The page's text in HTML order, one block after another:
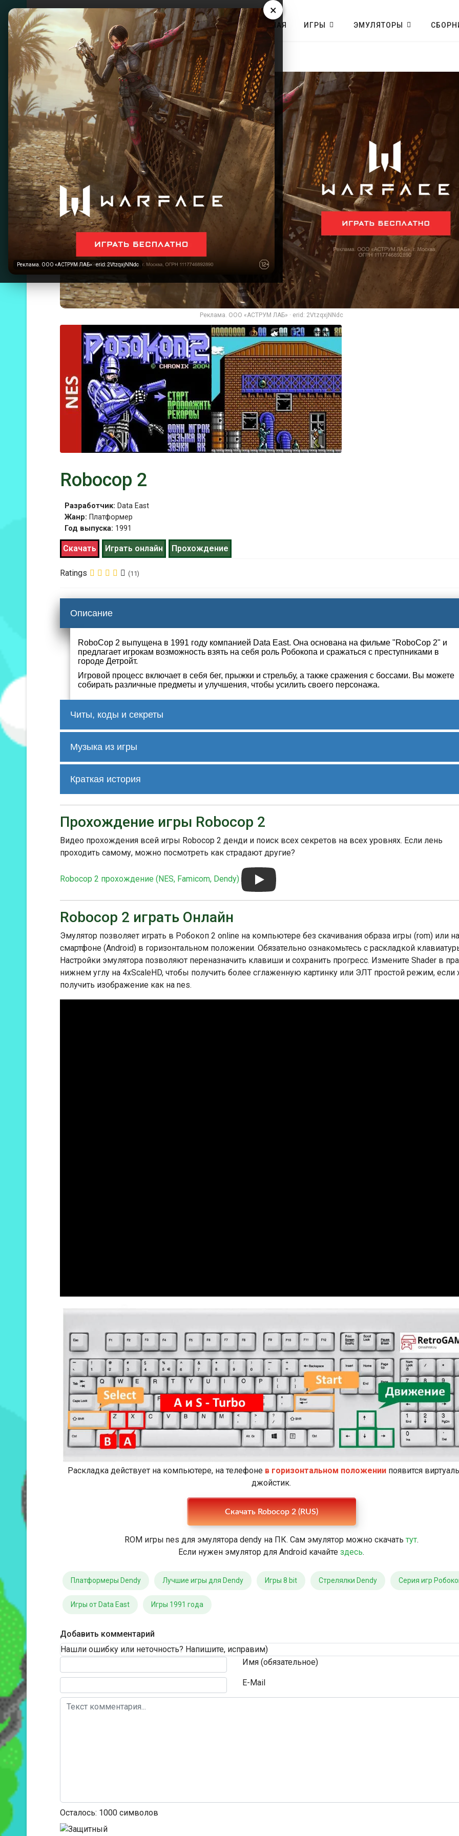
×
Реклама. ООО «АСТРУМ ЛАБ» · erid: 2VtzqxjNNdc
ГЛАВНАЯ ИГРЫ ЭМУЛЯТОРЫ
Реклама. ООО «АСТРУМ ЛАБ» · erid: 2VtzqxjNNdc
Robocop 2
Разработчик: Data East
Жанр: Платформер
Год выпуска: 1991
Скачать Играть онлайн Прохождение
Ratings (11)
Описание
RoboCop 2 выпущена в 1991 году компанией Data East. Она основана на фильме "RoboCop 2" и
предлагает игрокам возможность взять на себя роль Робокопа и сражаться с преступниками в
городе Детройт.
Игровой процесс включает в себя бег, прыжки и стрельбу, а также сражения с боссами. Вы можете
собирать различные предметы и улучшения, чтобы усилить своего персонажа.
Читы, коды и секреты
1. Бессмертие: В главном меню игры зажмите кнопку A и B одновременно, затем нажмите Start.
Музыка из игры
Трек 2
Краткая история
в качестве продолжения игры "RoboCop" для NES, основанной на первом фильме. Игра
получила смешанные отзывы от критиков и игроков, но остается популярной среди фанатов
франшизы "RoboCop".
Прохождение игры Robocop 2
Видео прохождения всей игры Robocop 2 денди и поиск всех секретов на всех уровнях. Если лень
проходить самому, можно посмотреть как страдают другие?
Robocop 2 прохождение (NES, Famicom, Dendy)
Robocop 2 играть Онлайн
Эмулятор позволяет играть в Робокоп 2 online на компьютере без скачивания образа игры (rom) или на
смартфоне (Android) в горизонтальном положении. Обязательно ознакомьтесь с раскладкой
Настройки эмулятора позволяют переназначить клавиши и сохранить прогресс. Измените Shader в
нижнем углу на 4xScaleHD, чтобы получить более сглаженную картинку или ЭЛТ простой режим, если
получить изображение как на nes.
Раскладка действует на компьютере, на телефоне в горизонтальном положениипоявится
джойстик.
Скачать Robocop 2 (RUS)
ROM игры nes для эмулятора dendy на ПК. Сам эмулятор можно скачать тут.
Если нужен эмулятор для Android качайте здесь.
Платформеры Dendy Лучшие игры для Dendy Игры 8 bit Стрелялки Dendy Серия игр
Игры от Data East Игры 1991 года
Добавить комментарий
Нашли ошибку или неточность? Напишите, исправим)
Имя (обязательное)
E-Mail
Текст комментария
Осталось: 1000 символов